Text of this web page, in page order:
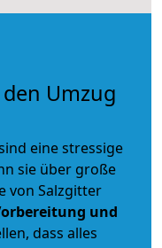
Umzug
eine stressige
sie über große
von Salzgitter
und
dass alles